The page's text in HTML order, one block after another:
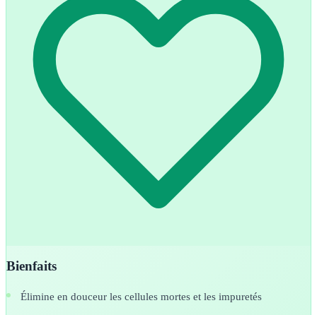
Bienfaits
Élimine en douceur les cellules mortes et les impuretés